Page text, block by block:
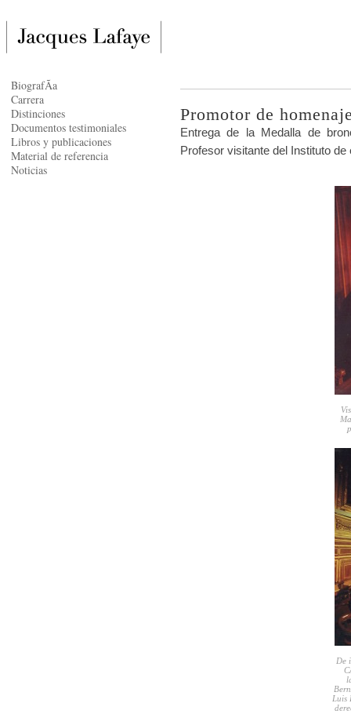
Promotor de
Entrega de la Medalla de
Profesor visitante del Instituto
De
Luis
BiografÃ­a
Carrera
Distinciones
Documentos testimoniales
Libros y publicaciones
Material de referencia
Noticias